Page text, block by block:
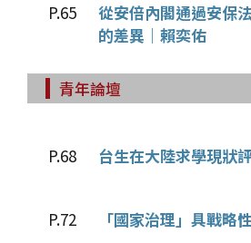
P.65
從安倍內閣通過安保
的差異｜賴奕佑
青年論壇
P.68 台生在大陸求學現狀
P.72 「國家治理」具戰略